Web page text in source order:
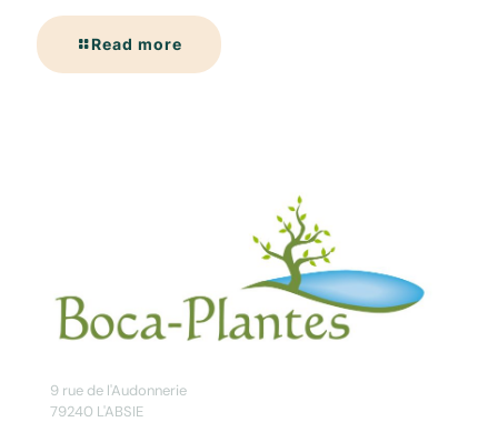
Read more
9 rue de l'Audonnerie
79240 L'ABSIE